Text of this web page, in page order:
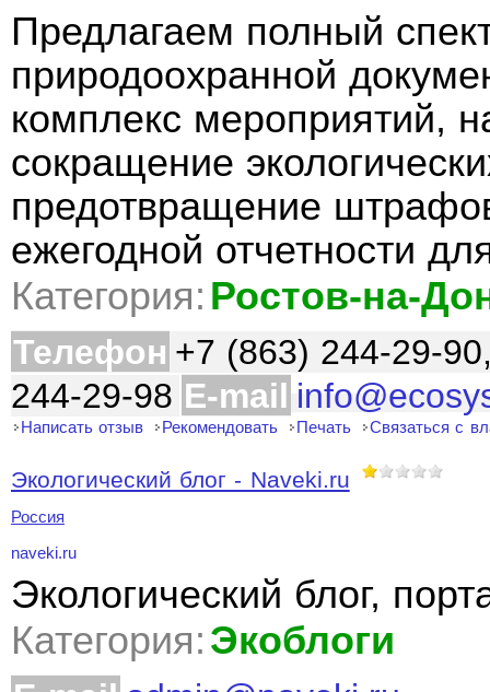
Предлагаем полный
природоохранной
комплекс мероприятий,
сокращение
предотвращение
ежегодной отчетности
Категория: Ростов-на-
Телефон +7 (863) 244-29-
244-29-98 E-mail
Написать отзыв Рекомендовать Печать Связаться с
Экологический блог - Naveki.ru
Россия
naveki.ru
Экологический блог,
Категория: Экоблоги